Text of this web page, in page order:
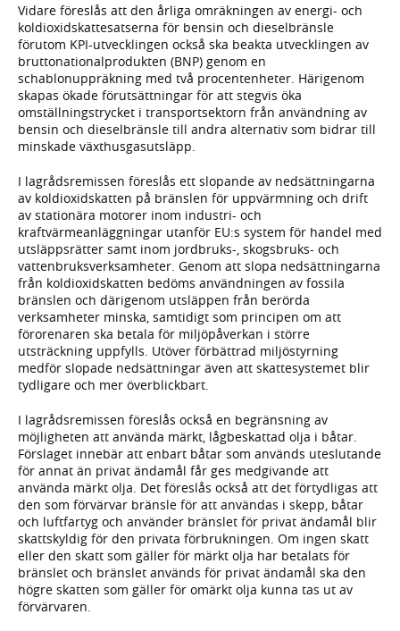
Vidare föreslås att den årliga omräkningen av energi- och
koldioxid­skattesatserna för bensin och dieselbränsle
förutom KPI-utvecklingen också ska beakta utvecklingen av
bruttonationalprodukten (BNP) genom en
schablonuppräkning med två procentenheter. Härigenom
skapas ökade förutsättningar för att stegvis öka
omställningstrycket i transportsektorn från användning av
bensin och dieselbränsle till andra alternativ som bidrar till
minskade växthusgasutsläpp.
I lagrådsremissen föreslås ett slopande av nedsättningarna
av koldioxid­skatten på bränslen för uppvärmning och drift
av stationära motorer inom industri- och
kraftvärmeanläggningar utanför EU:s system för handel med
utsläppsrätter samt inom jordbruks-, skogsbruks- och
vattenbruksverksamheter. Genom att slopa nedsättningarna
från koldioxid­skatten bedöms användningen av fossila
bränslen och därigenom utsläppen från berörda
verksamheter minska, samtidigt som principen om att
förorenaren ska betala för miljöpåverkan i större
utsträckning uppfylls. Utöver förbättrad miljöstyrning
medför slopade nedsättningar även att skattesystemet blir
tydligare och mer över­blick­bart.
I lagrådsremissen föreslås också en begränsning av
möjligheten att använda märkt, lågbeskattad olja i båtar.
Förslaget innebär att enbart båtar som används uteslutande
för annat än privat ändamål får ges medgivande att
använda märkt olja. Det föreslås också att det förtydligas att
den som förvärvar bränsle för att användas i skepp, båtar
och luftfartyg och använder bränslet för privat ändamål blir
skattskyldig för den privata förbrukningen. Om ingen skatt
eller den skatt som gäller för märkt olja har betalats för
bränslet och bränslet används för privat ändamål ska den
högre skatten som gäller för omärkt olja kunna tas ut av
förvärvaren.